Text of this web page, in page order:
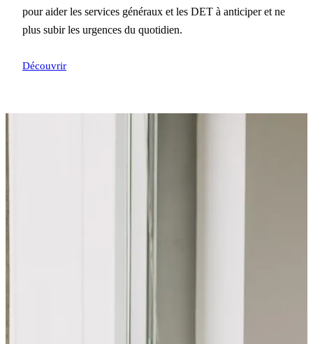
pour aider les services généraux et les DET à anticiper et ne
plus subir les urgences du quotidien.
Découvrir